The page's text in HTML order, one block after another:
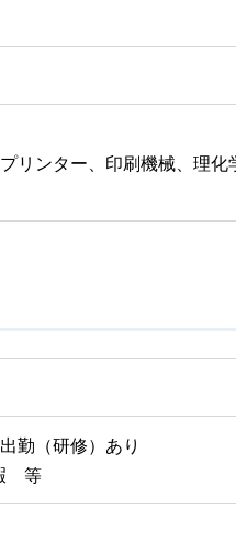
リンター、印刷機械、理
勤（研修）あり
等